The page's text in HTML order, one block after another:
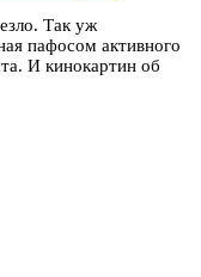
Так уж
пафосом активного
И кинокартин об